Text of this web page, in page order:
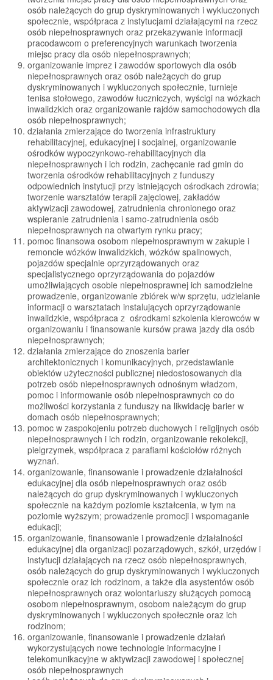
osób należących do grup dyskryminowanych i wykluczonych
społecznie, współpraca z instytucjami działającymi na rzecz
osób niepełnosprawnych oraz przekazywanie informacji
pracodawcom o preferencyjnych warunkach tworzenia
miejsc pracy dla osób niepełnosprawnych;
organizowanie imprez i zawodów sportowych dla osób
niepełnosprawnych oraz osób należących do grup
dyskryminowanych i wykluczonych społecznie, turnieje
tenisa stołowego, zawodów łuczniczych, wyścigi na wózkach
inwalidzkich oraz organizowanie rajdów samochodowych dla
osób niepełnosprawnych;
działania zmierzające do tworzenia infrastruktury
rehabilitacyjnej, edukacyjnej i socjalnej, organizowanie
ośrodków wypoczynkowo-rehabilitacyjnych dla
niepełnosprawnych i ich rodzin, zachęcanie rad gmin do
tworzenia ośrodków rehabilitacyjnych z funduszy
odpowiednich instytucji przy istniejących ośrodkach zdrowia;
tworzenie warsztatów terapii zajęciowej, zakładów
aktywizacji zawodowej, zatrudnienia chronionego oraz
wspieranie zatrudnienia i samo-zatrudnienia osób
niepełnosprawnych na otwartym rynku pracy;
pomoc finansowa osobom niepełnosprawnym w zakupie i
remoncie wózków inwalidzkich, wózków spalinowych,
pojazdów specjalnie oprzyrządowanych oraz
specjalistycznego oprzyrządowania do pojazdów
umożliwiających osobie niepełnosprawnej ich samodzielne
prowadzenie, organizowanie zbiórek w/w sprzętu, udzielanie
informacji o warsztatach instalujących oprzyrządowanie
inwalidzkie, współpraca z ośrodkami szkolenia kierowców w
organizowaniu i finansowanie kursów prawa jazdy dla osób
niepełnosprawnych;
działania zmierzające do znoszenia barier
architektonicznych i komunikacyjnych, przedstawianie
obiektów użyteczności publicznej niedostosowanych dla
potrzeb osób niepełnosprawnych odnośnym władzom,
pomoc i informowanie osób niepełnosprawnych co do
możliwości korzystania z funduszy na likwidację barier w
domach osób niepełnosprawnych;
pomoc w zaspokojeniu potrzeb duchowych i religijnych osób
niepełnosprawnych i ich rodzin, organizowanie rekolekcji,
pielgrzymek, współpraca z parafiami kościołów różnych
wyznań.
organizowanie, finansowanie i prowadzenie działalności
edukacyjnej dla osób niepełnosprawnych oraz osób
należących do grup dyskryminowanych i wykluczonych
społecznie na każdym poziomie kształcenia, w tym na
poziomie wyższym; prowadzenie promocji i wspomaganie
edukacji;
organizowanie, finansowanie i prowadzenie działalności
edukacyjnej dla organizacji pozarządowych, szkół, urzędów i
instytucji działających na rzecz osób niepełnosprawnych,
osób należących do grup dyskryminowanych i wykluczonych
społecznie oraz ich rodzinom, a także dla asystentów osób
niepełnosprawnych oraz wolontariuszy służących pomocą
osobom niepełnosprawnym, osobom należącym do grup
dyskryminowanych i wykluczonych społecznie oraz ich
rodzinom;
organizowanie, finansowanie i prowadzenie działań
wykorzystujących nowe technologie informacyjne i
telekomunikacyjne w aktywizacji zawodowej i społecznej
osób niepełnosprawnych